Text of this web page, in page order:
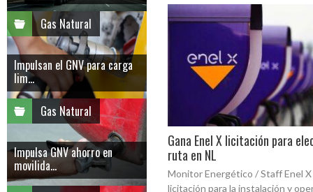
Gana Enel X licitación para
ruta en NL
Monitor Energético / Staff Enel X
licitación para la instalación y
Gas Natural
Impulsan el GNV para carga
lim...
Gas Natural
Impulsa GNV ahorro en
movilida...